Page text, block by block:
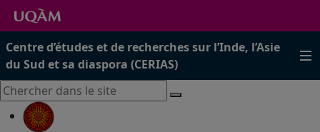
Centre d’études et de recherches sur l’Inde, l’Asie
du Sud et sa diaspora (CERIAS)